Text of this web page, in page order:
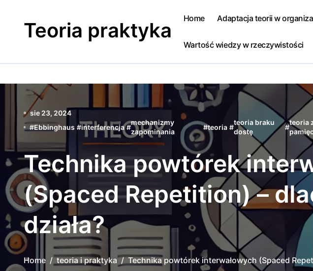
contentTeoria praktyka Home Adaptacja teorii w
Wartość wiedzy w rzeczywistości
sie 23, 2024
#Ebbinghaus #interferencja #
mechanizmy
zapominania
#teoria #
teoria braku
dostę
#
teoria
Technika powtórek
(Spaced Repetition) –
działa?
Home teoria i praktyka Technika powtórek interwałowych (Spaced